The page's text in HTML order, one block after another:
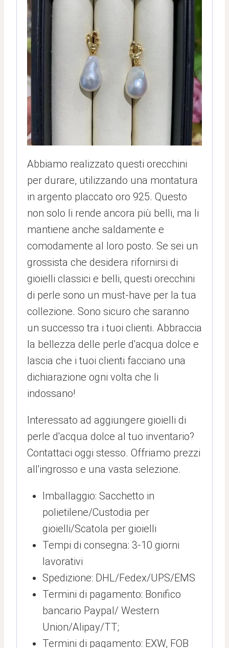
Abbiamo realizzato questi orecchini
per durare, utilizzando una montatura
in argento placcato oro 925. Questo
non solo li rende ancora più belli, ma li
mantiene anche saldamente e
comodamente al loro posto. Se sei un
grossista che desidera rifornirsi di
gioielli classici e belli, questi orecchini
di perle sono un must-have per la tua
collezione. Sono sicuro che saranno
un successo tra i tuoi clienti. Abbraccia
la bellezza delle perle d'acqua dolce e
lascia che i tuoi clienti facciano una
dichiarazione ogni volta che li
indossano!
Interessato ad aggiungere gioielli di
perle d'acqua dolce al tuo inventario?
Contattaci oggi stesso. Offriamo prezzi
all'ingrosso e una vasta selezione.
Imballaggio: Sacchetto in
polietilene/Custodia per
gioielli/Scatola per gioielli
Tempi di consegna: 3-10 giorni
lavorativi
Spedizione: DHL/Fedex/UPS/EMS
Termini di pagamento: Bonifico
bancario Paypal/ Western
Union/Alipay/TT;
Termini di pagamento: EXW, FOB